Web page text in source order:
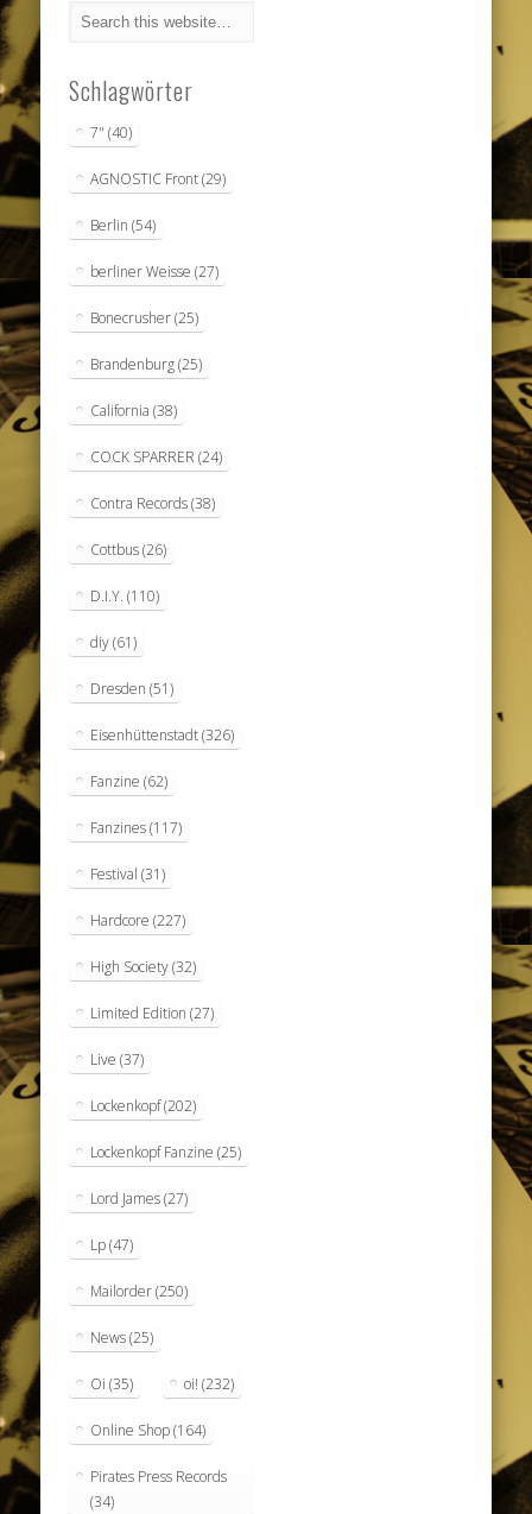
Schlagwörter
7" (40)
AGNOSTIC Front(29)
Berlin (54)
berliner Weisse (27)
Bonecrusher(25)
Brandenburg(25)
California (38)
COCK SPARRER (24)
Contra Records(38)
Cottbus(26)
D.I.Y. (110)
diy(61)
Dresden (51)
Eisenhüttenstadt(326)
Fanzine (62)
Fanzines(117)
Festival (31)
Hardcore (227)
High Society(32)
Limited Edition (27)
Live (37)
Lockenkopf(202)
Lockenkopf Fanzine (25)
Lord James(27)
Lp(47)
Mailorder(250)
News(25)
Oi (35) oi! (232)
Online Shop(164)
Pirates Press Records
(34)